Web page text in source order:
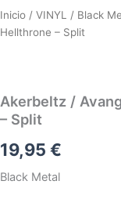
Inicio / VINYL / Black
Hellthrone – Split
Akerbeltz /
– Split
19,95 €
Black Metal
Dhür
/
-
Split